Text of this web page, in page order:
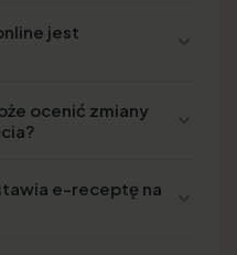
jest
ocenić zmiany
e-receptę na